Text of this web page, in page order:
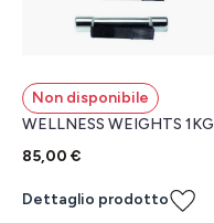
Non disponibile
WELLNESS WEIGHTS 1KG
85,00 €
Dettaglio prodotto